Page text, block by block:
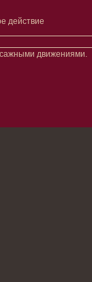
действие
движениями.